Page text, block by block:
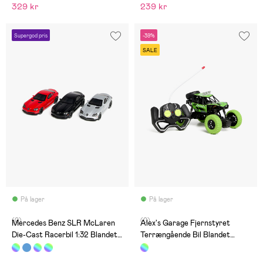
329 kr 239 kr
Supergod pris
På lager
(0)
Mercedes Benz SLR McLaren
Die-Cast Racerbil 1:32 Blandet
Udvalg
-39%
SALE
På lager
(0)
Alex's Garage Fjernstyret
Terrængående Bil Blandet
Udvalg